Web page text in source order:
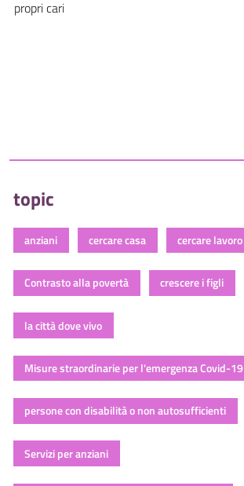
propri cari
topic
anziani cercare casa cercare lavoro
Contrasto alla povertà crescere i figli
la città dove vivo
Misure straordinarie per l'emergenza Covid-19
persone con disabilità o non autosufficienti
Servizi per anziani